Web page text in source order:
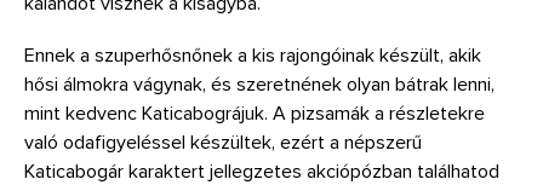
Ennek a szuperhősnőnek a kis rajongóinak készült, akik
hősi álmokra vágynak, és szeretnének olyan bátrak lenni,
mint kedvenc Katicabográjuk. A pizsamák a részletekre
való odafigyeléssel készültek, ezért a népszerű
Katicabogár karaktert jellegzetes akciópózban találhatod